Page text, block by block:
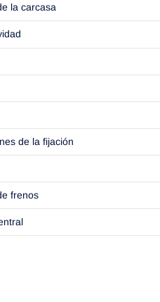
la carcasa
de la fijación
frenos